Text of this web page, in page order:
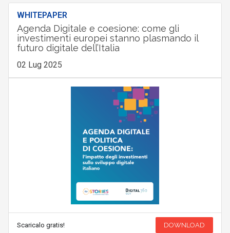
WHITEPAPER
Agenda Digitale e coesione: come gli
investimenti europei stanno plasmando il
futuro digitale dell’Italia
02 Lug 2025
Scaricalo gratis! DOWNLOAD